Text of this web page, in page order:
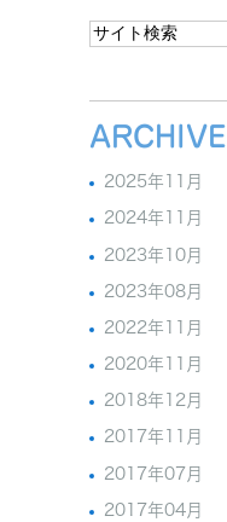
ARCHIVE
2025年11月
2024年11月
2023年10月
2023年08月
2022年11月
2020年11月
2018年12月
2017年11月
2017年07月
2017年04月